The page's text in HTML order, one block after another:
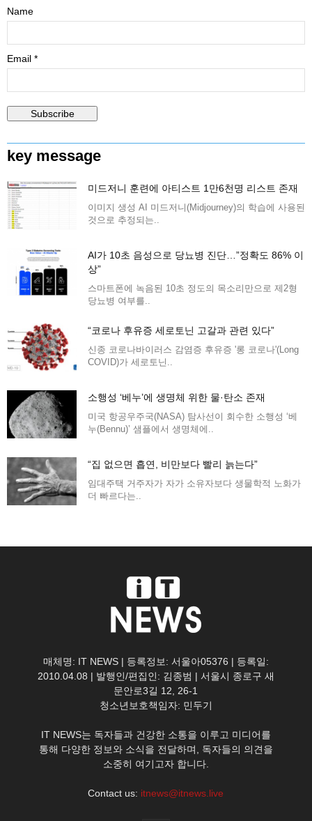
Name
Email *
key message
미드저니 훈련에 아티스트 1만6천명 리스트 존재
이미지 생성 AI 미드저니(Midjourney)의 학습에 사용된
것으로 추정되는..
AI가 10초 음성으로 당뇨병 진단…”정확도 86% 이
상”
스마트폰에 녹음된 10초 정도의 목소리만으로 제2형
당뇨병 여부를..
“코로나 후유증 세로토닌 고갈과 관련 있다”
신종 코로나바이러스 감염증 후유증 '롱 코로나'(Long
COVID)가 세로토닌..
소행성 ‘베누’에 생명체 위한 물·탄소 존재
미국 항공우주국(NASA) 탐사선이 회수한 소행성 ‘베
누(Bennu)’ 샘플에서 생명체에..
“집 없으면 흡연, 비만보다 빨리 늙는다”
임대주택 거주자가 자가 소유자보다 생물학적 노화가
더 빠르다는..
매체명: IT NEWS | 등록정보: 서울아05376 | 등록일:
2010.04.08 | 발행인/편집인: 김종범 | 서울시 종로구 새
문안로3길 12, 26-1
청소년보호책임자: 민두기
IT NEWS는 독자들과 건강한 소통을 이루고 미디어를
통해 다양한 정보와 소식을 전달하며, 독자들의 의견을
소중히 여기고자 합니다.
Contact us: itnews@itnews.live